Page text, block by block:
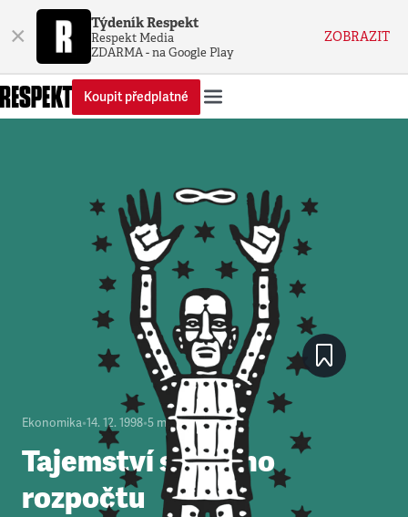
× Týdeník Respekt
Respekt Media
ZDARMA - na Google Play
ZOBRAZIT
Koupit předplatné
Ekonomika•14. 12. 1998•5 minut
Tajemství státního
rozpočtu